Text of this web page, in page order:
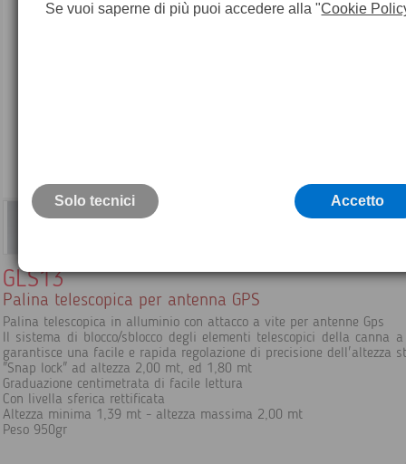
GLS13
Palina telescopica per antenna GPS
Palina telescopica in alluminio con attacco a vite per antenne Gps
Il sistema di blocco/sblocco degli elementi telescopici della canna
garantisce una facile e rapida regolazione di precisione dell'altezza
"Snap lock" ad altezza 2,00 mt, ed 1,80 mt
Graduazione centimetrata di facile lettura
Con livella sferica rettificata
Altezza minima 1,39 mt - altezza massima 2,00 mt
Peso 950gr
Se vuoi saperne di più puoi accedere alla "Cookie
Solo tecnici Accetto